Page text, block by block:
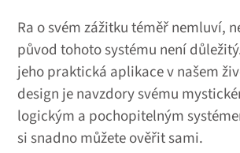
Ra o svém zážitku téměř nemluví,
původ tohoto systému není
jeho praktická aplikace v našem
design je navzdory svému
logickým a pochopitelným
si snadno můžete ověřit sami.